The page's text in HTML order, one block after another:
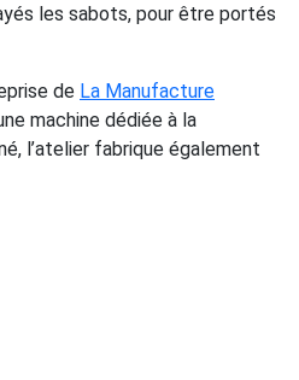
les sabots, pour être portés
de La Manufacture
machine dédiée à la
l’atelier fabrique également